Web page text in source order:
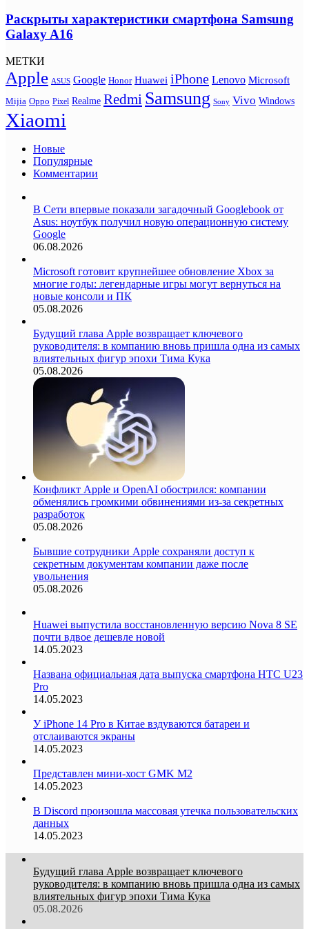
Раскрыты характеристики смартфона Samsung
Galaxy A16
МЕТКИ
Apple ASUS Google Honor Huawei iPhone Lenovo Microsoft
Mijia Oppo Pixel Realme Redmi Samsung Sony Vivo Windows
Xiaomi
Новые
Популярные
Комментарии
В Сети впервые показали загадочный Googlebook от
Asus: ноутбук получил новую операционную систему
Google
06.08.2026
Microsoft готовит крупнейшее обновление Xbox за
многие годы: легендарные игры могут вернуться на
новые консоли и ПК
05.08.2026
Будущий глава Apple возвращает ключевого
руководителя: в компанию вновь пришла одна из самых
влиятельных фигур эпохи Тима Кука
05.08.2026
Конфликт Apple и OpenAI обострился: компании
обменялись громкими обвинениями из-за секретных
разработок
05.08.2026
Бывшие сотрудники Apple сохраняли доступ к
секретным документам компании даже после
увольнения
05.08.2026
Huawei выпустила восстановленную версию Nova 8 SE
почти вдвое дешевле новой
14.05.2023
Названа официальная дата выпуска смартфона HTC U23
Pro
14.05.2023
У iPhone 14 Pro в Китае вздуваются батареи и
отслаиваются экраны
14.05.2023
Представлен мини-хост GMK M2
14.05.2023
В Discord произошла массовая утечка пользовательских
данных
14.05.2023
Будущий глава Apple возвращает ключевого
руководителя: в компанию вновь пришла одна из самых
влиятельных фигур эпохи Тима Кука
05.08.2026